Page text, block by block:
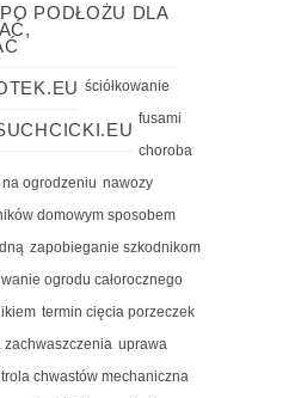
PODŁOŻU DLA
ściółkowanie
fusami
choroba
ogrodzeniu nawozy
domowym sposobem
zapobieganie szkodnikom
ogrodu całorocznego
termin cięcia porzeczek
zachwaszczenia uprawa
chwastów mechaniczna